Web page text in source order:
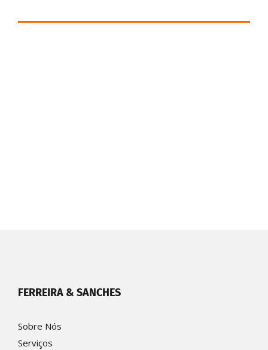
FERREIRA & SANCHES
Sobre Nós
Serviços